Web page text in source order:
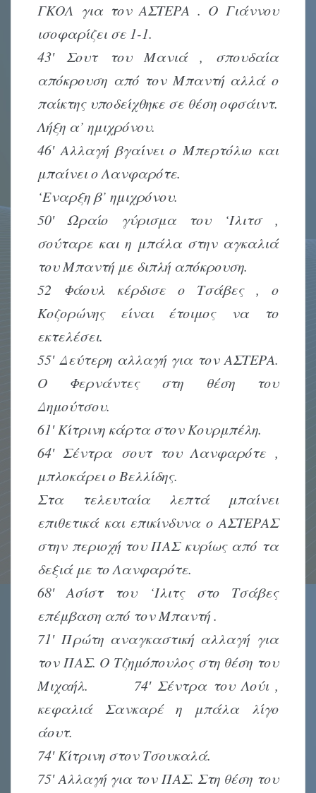
ΓΚΟΛ για τον ΑΣΤΕΡΑ . Ο Γιάννου
ισοφαρίζει σε 1-1.
43′ Σουτ του Μανιά , σπουδαία
απόκρουση από τον Μπαντή αλλά ο
παίκτης υποδείχθηκε σε θέση οφσάιντ.
Λήξη α’ ημιχρόνου.
46′ Αλλαγή βγαίνει ο Μπερτόλιο και
μπαίνει ο Λανφαρότε.
‘Εναρξη β’ ημιχρόνου.
50′ Ωραίο γύρισμα του ‘Ιλιτσ ,
σούταρε και η μπάλα στην αγκαλιά
του Μπαντή με διπλή απόκρουση.
52 Φάουλ κέρδισε ο Τσάβες , ο
Κοζορώνης είναι έτοιμος να το
εκτελέσει.
55′ Δεύτερη αλλαγή για τον ΑΣΤΕΡΑ.
Ο Φερνάντες στη θέση του
Δημούτσου.
61′ Κίτρινη κάρτα στον Κουρμπέλη.
64′ Σέντρα σουτ του Λανφαρότε ,
μπλοκάρει ο Βελλίδης.
Στα τελευταία λεπτά μπαίνει
επιθετικά και επικίνδυνα ο ΑΣΤΕΡΑΣ
στην περιοχή του ΠΑΣ κυρίως από τα
δεξιά με το Λανφαρότε.
68′ Ασίστ του ‘Ιλιτς στο Τσάβες
επέμβαση από τον Μπαντή .
71′ Πρώτη αναγκαστική αλλαγή για
τον ΠΑΣ. Ο Τζημόπουλος στη θέση του
Μιχαήλ. 74′ Σέντρα του Λούι ,
κεφαλιά Σανκαρέ η μπάλα λίγο
άουτ.
74′ Κίτρινη στον Τσουκαλά.
75′ Αλλαγή για τον ΠΑΣ. Στη θέση του